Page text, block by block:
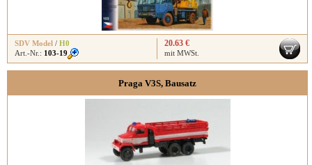
SDV Model / H0
Art.-Nr.: 103-19
20.63 €
mit MWSt.
Praga V3S, Bausatz